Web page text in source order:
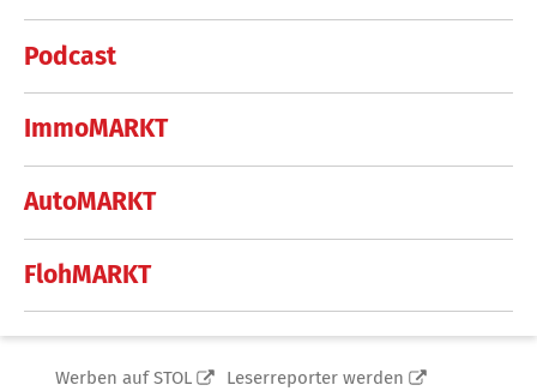
Podcast
ImmoMARKT
AutoMARKT
FlohMARKT
Werben auf STOL
Leserreporter werden